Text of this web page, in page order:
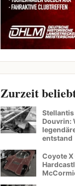
Zurzeit
Douvrin:
entstand
Coyote X